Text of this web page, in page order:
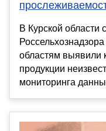
В Курской области
областям выявили
продукции
мониторинга